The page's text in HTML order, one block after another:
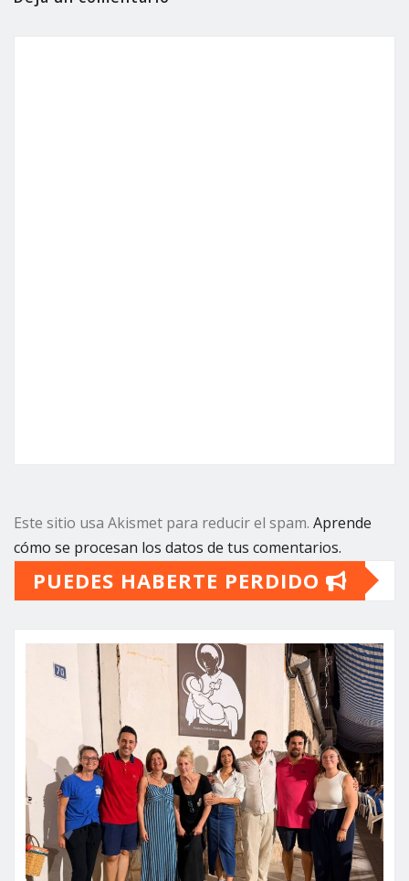
Este sitio usa Akismet para reducir el spam. Aprende
cómo se procesan los datos de tus comentarios.
PUEDES HABERTE PERDIDO